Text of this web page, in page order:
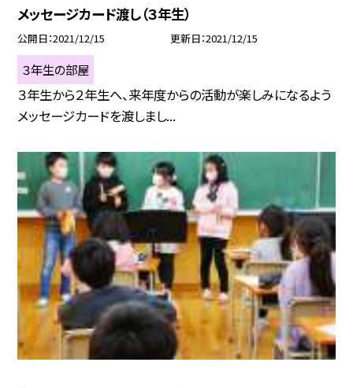
メッセージカード渡し（３年生）
公開日 2021/12/15 更新日 2021/12/15
３年生の部屋
３年生から２年生へ、来年度からの活動が楽しみになるよう
メッセージカードを渡しまし...